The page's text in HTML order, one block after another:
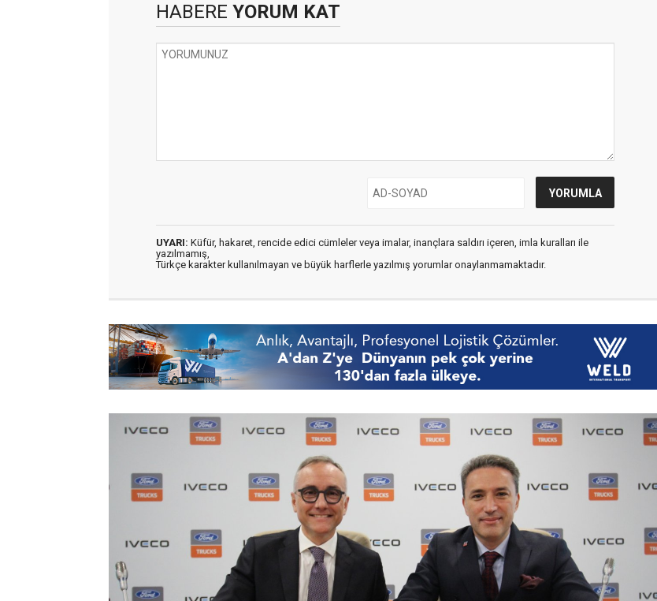
HABERE YORUM KAT
UYARI: Küfür, hakaret, rencide edici cümleler veya imalar, inançlara saldırı içeren, imla kuralları ile
yazılmamış,
Türkçe karakter kullanılmayan ve büyük harflerle yazılmış yorumlar onaylanmamaktadır.